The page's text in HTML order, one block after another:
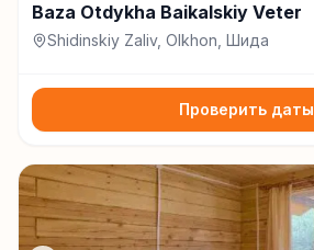
Baza Otdykha Baikalskiy Veter
Shidinskiy Zaliv, Olkhon, Шида
Проверить даты